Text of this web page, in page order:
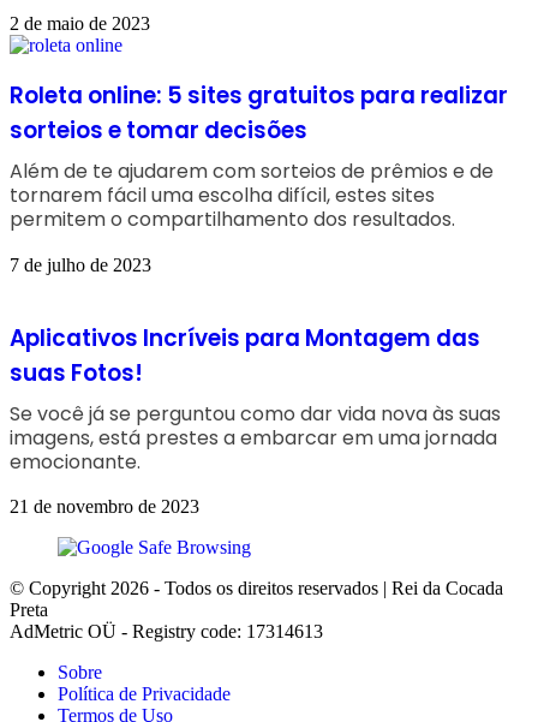
2 de maio de 2023
Roleta online: 5 sites gratuitos para realizar
sorteios e tomar decisões
Além de te ajudarem com sorteios de prêmios e de
tornarem fácil uma escolha difícil, estes sites
permitem o compartilhamento dos resultados.
7 de julho de 2023
Aplicativos Incríveis para Montagem das
suas Fotos!
Se você já se perguntou como dar vida nova às suas
imagens, está prestes a embarcar em uma jornada
emocionante.
21 de novembro de 2023
© Copyright 2026 - Todos os direitos reservados | Rei da Cocada
Preta
AdMetric OÜ - Registry code: 17314613
Sobre
Política de Privacidade
Termos de Uso